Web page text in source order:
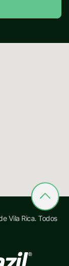
Vila Rica. Todos